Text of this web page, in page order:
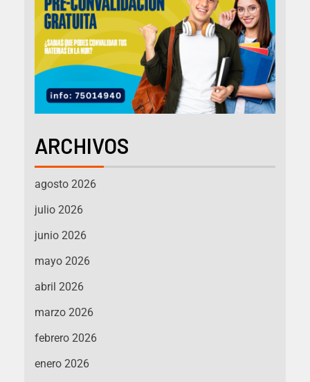
ARCHIVOS
agosto 2026
julio 2026
junio 2026
mayo 2026
abril 2026
marzo 2026
febrero 2026
enero 2026